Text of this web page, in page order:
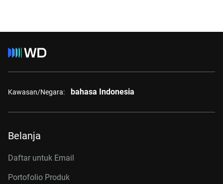
Kawasan/Negara: bahasa Indonesia
Belanja
Daftar untuk Email
Portofolio Produk